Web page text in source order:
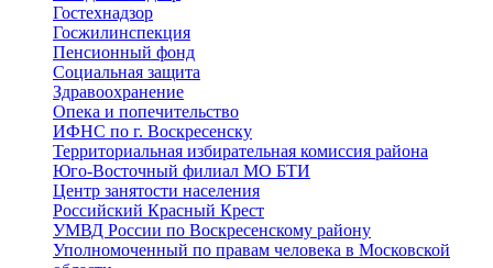
Гостехнадзор
Госжилинспекция
Пенсионный фонд
Социальная защита
Здравоохранение
Опека и попечительство
ИФНС по г. Воскресенску
Территориальная избирательная комиссия района
Юго-Восточный филиал МО БТИ
Центр занятости населения
Российский Красный Крест
УМВД России по Воскресенскому району
Уполномоченный по правам человека в Московской